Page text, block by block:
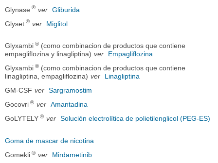
Glynase ® ver Gliburida
Glyset ® ver Miglitol
Glyxambi ® (como combinacion de productos que contiene
empagliflozina y linagliptina) ver
Empagliflozina
Glyxambi ® (como combinacion de productos que contiene
linagliptina, empagliflozina) ver
Linagliptina
GM-CSF ver Sargramostim
Gocovri ® ver Amantadina
GoLYTELY ® ver Solución electrolítica de polietilenglicol (PEG-ES)
Goma de mascar de nicotina
Gomekli ® ver
Mirdametinib